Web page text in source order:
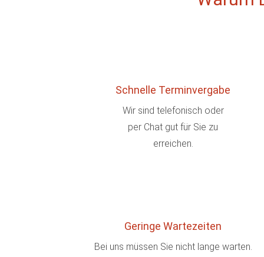
Schnelle Terminvergabe
Wir sind telefonisch oder
per Chat gut für Sie zu
erreichen.
Geringe Wartezeiten
Bei uns müssen Sie nicht lange warten.